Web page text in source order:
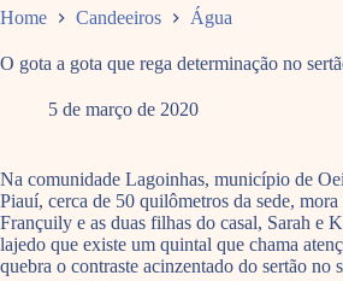
Home Candeeiros Água
O gota a gota que rega determinação no
5 de março de 2020
Na comunidade Lagoinhas, município de
Piauí, cerca de 50 quilômetros da sede,
Françuily e as duas filhas do casal, Sarah e
lajedo que existe um quintal que chama
quebra o contraste acinzentado do sertão no